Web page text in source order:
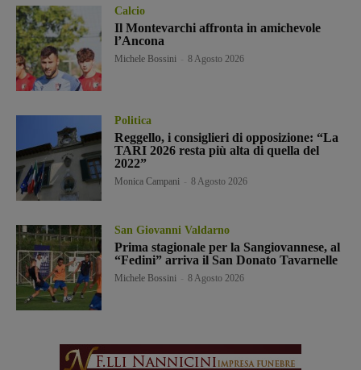
Calcio
Il Montevarchi affronta in amichevole
l’Ancona
Michele Bossini 8 Agosto 2026
Politica
Reggello, i consiglieri di opposizione: “La
TARI 2026 resta più alta di quella del
2022”
Monica Campani 8 Agosto 2026
San Giovanni Valdarno
Prima stagionale per la Sangiovannese, al
“Fedini” arriva il San Donato Tavarnelle
Michele Bossini 8 Agosto 2026